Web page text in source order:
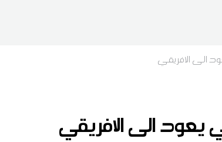
الى الافريقي
يعود الى الافريقي